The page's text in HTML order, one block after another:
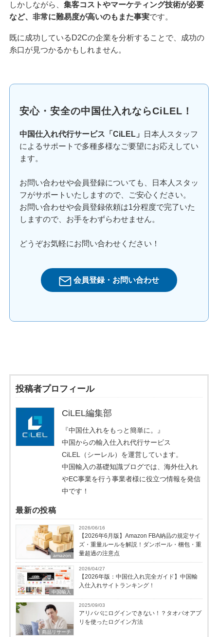
しかしながら、 集客コストやマーケティング技術が必要
など、非常に難易度が高いのもまた事実です。
既に成功しているD2Cの企業を分析することで、成功の
糸口が見つかるかもしれません。
安心・安全の中国仕入れならCiLEL！
中国仕入れ代行サービス「CiLEL」
日本人スタッフ
によるサポートで多種多様なご要望にお応えしてい
ます。
お問い合わせや会員登録についても、日本人スタッ
フがサポートいたしますので、ご安心ください。
お問い合わせや会員登録依頼は1分程度で完了いた
しますので、お手をわずらわせません。
どうぞお気軽にお問い合わせください！
会員登録・お問い合わせ
投稿者プロフィール
CiLEL編集部
『中国仕入れをもっと簡単に。』
中国からの輸入仕入れ代行サービス
CiLEL（シーレル）を運営しています。
中国輸入の基礎知識ブログでは、海外仕入れ
やEC事業を行う事業者様に役立つ情報を発信
中です！
最新の投稿
amazon
2026/06/16
【2026年6月版】Amazon FBA納品の規定サイ
ズ・重量ルールを解説！ダンボール・梱包・重
量超過の注意点
中国輸入
2026/04/27
【2026年版：中国仕入れ完全ガイド】中国輸
入仕入れサイトランキング！
商品リサーチ
2025/09/03
アリババにログインできない！？タオバオアプ
リを使ったログイン方法